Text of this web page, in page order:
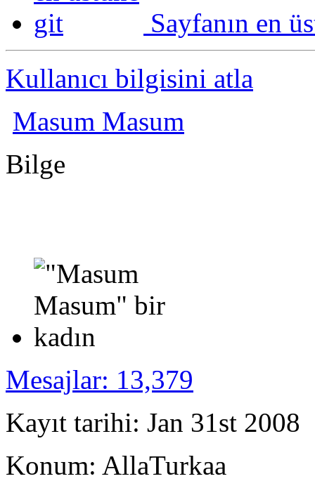
Sayfanın en
Kullanıcı bilgisini atla
Masum Masum
Bilge
Mesajlar: 13,379
Kayıt tarihi: Jan 31st 2008
Konum: AllaTurkaa